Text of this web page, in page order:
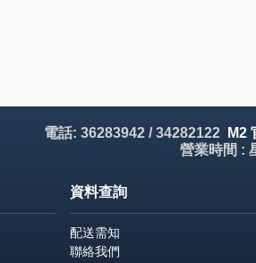
電話: 36283942 / 34282122
M2
營業時間 :
資料查詢
配送需知
聯絡我們